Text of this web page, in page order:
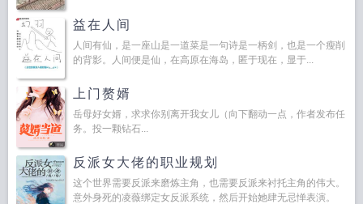
益在人间
人间有仙，是一座山是一道菜是一句诗是一柄剑，也是一个瘦削
的背影。人间便是仙，在高原在海岛，匿于现在，显于...
上门赘婿
岳母好女婿，求求你别离开我女儿（向下翻动一点，作者发布任
务。投一颗钻石...
反派女大佬的职业规划
这个世界需要反派来磨炼主角，也需要反派来衬托主角的伟大。
意外身死的凌薇绑定女反派系统，然后开始她肆无忌惮表演。